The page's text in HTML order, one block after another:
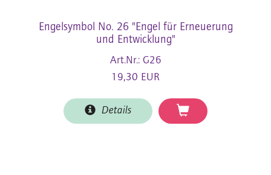
Engelsymbol No. 26 "Engel für Erneuerung
und Entwicklung"
Art.Nr.: G26
19,30 EUR
Details